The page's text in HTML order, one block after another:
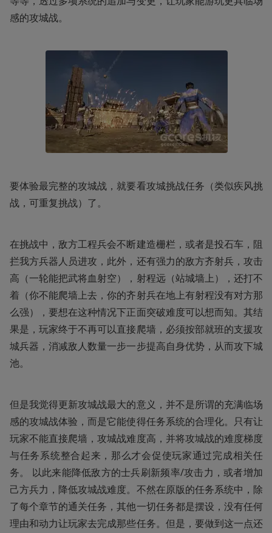
感的攻城战。
要体验最完整的攻城战，就要看攻城挑战任务（类似疾风挑
战，可重复挑战）了。
在挑战中，敌方工程兵会不断建造栅栏，或者是投石车，阻
拦我方兵器人员进攻，此外，还有强力的敌方齐射兵，攻击
高（一轮能把武将血射空），射程远（站城墙上），还打不
着（你不能爬墙上去，你的齐射兵在地上有射程没有对方那
么强），要想在这种情况下正面突破难度可以想而知。其结
果是，玩家终于不再可以直接爬墙，必须按部就班的支援攻
城兵器，消减敌人数量一步一步提高自身优势，从而攻下城
池。
但是我觉得更新攻城战最大的意义，并不是所谓的充满临场
感的攻城战体验，而是它能使得任务系统的合理化。只有让
玩家不能直接爬墙，攻城战难度高，并将攻城战的难度梯度
与任务系统整合起来，那么才会促使玩家通过完成相关任
务。 以此来能降低敌方的士兵刷新频率/攻击力，或者增加
己方兵力，降低攻城战难度。不然在原版的任务系统中，除
了每个章节的通关任务，其他一切任务都是摆设，没有任何
理由和动力让玩家去完成那些任务。但是，要做到这一点还